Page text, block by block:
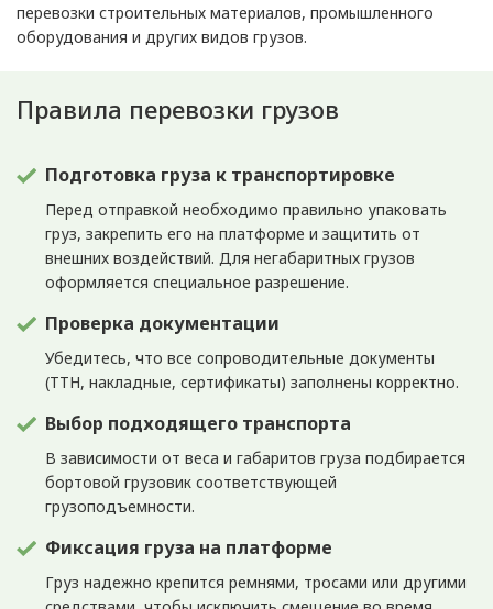
перевозки строительных материалов, промышленного
оборудования и других видов грузов.
Правила перевозки грузов
Подготовка груза к транспортировке
Перед отправкой необходимо правильно упаковать
груз, закрепить его на платформе и защитить от
внешних воздействий. Для негабаритных грузов
оформляется специальное разрешение.
Проверка документации
Убедитесь, что все сопроводительные документы
(ТТН, накладные, сертификаты) заполнены корректно.
Выбор подходящего транспорта
В зависимости от веса и габаритов груза подбирается
бортовой грузовик соответствующей
грузоподъемности.
Фиксация груза на платформе
Груз надежно крепится ремнями, тросами или другими